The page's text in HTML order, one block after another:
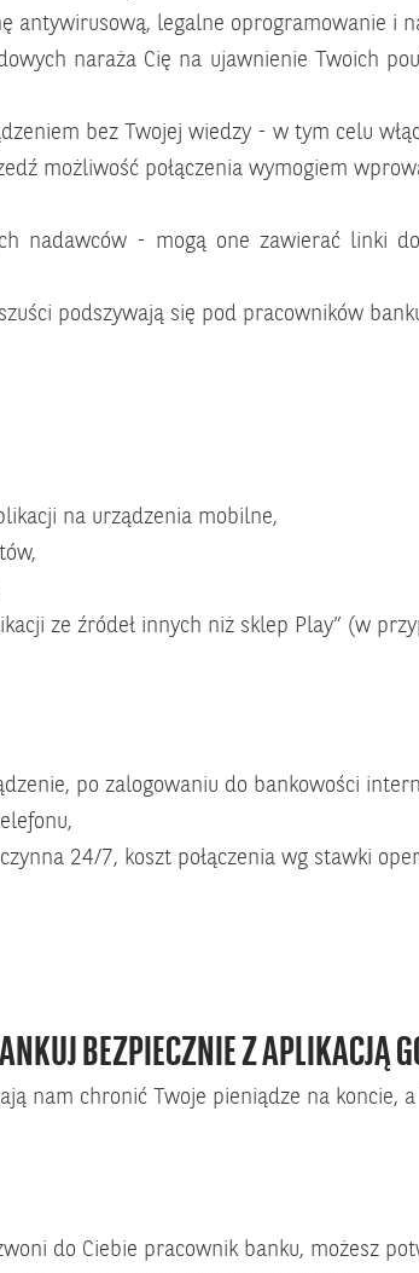
antywirusową, legalne oprogramowanie i
naraża Cię na ujawnienie Twoich
bez Twojej wiedzy - w tym celu
możliwość połączenia wymogiem
nadawców - mogą one zawierać linki
podszywają się pod pracowników
na urządzenia mobilne,
ze źródeł innych niż sklep Play” (w
po zalogowaniu do bankowości
24/7, koszt połączenia wg stawki
BEZPIECZNIE Z APLIKACJĄ
nam chronić Twoje pieniądze na koncie,
do Ciebie pracownik banku, możesz